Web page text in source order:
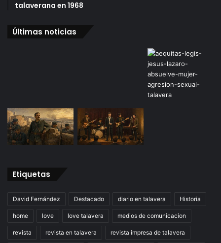
talaverana en 1968
Últimas noticias
Etiquetas
David Fernández Destacado diario en talavera Historia
home love love talavera medios de comunicacion
revista revista en talavera revista impresa de talavera